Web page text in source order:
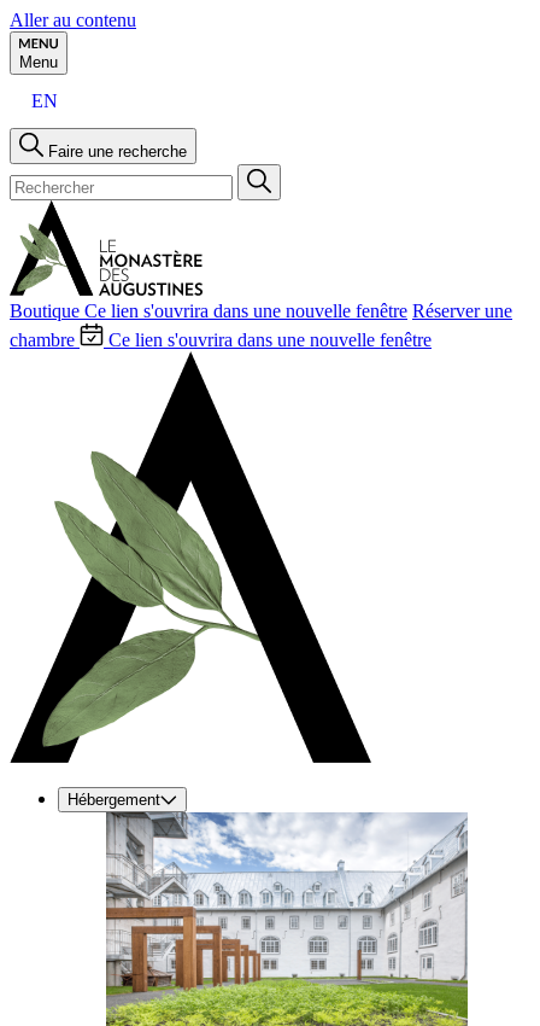
Aller au contenu
Menu
EN
Faire une recherche
Boutique Ce lien s'ouvrira dans une nouvelle fenêtre Réserver une
chambre
Ce lien s'ouvrira dans une nouvelle fenêtre
Hébergement